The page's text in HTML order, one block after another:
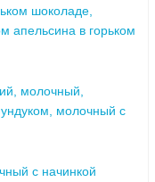
шоколаде,
апельсина в горьком
молочный,
молочный с
с начинкой